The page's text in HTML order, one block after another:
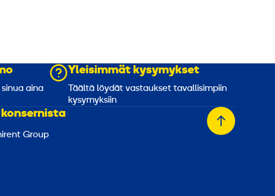
aina
Yleisimmät kysymykset
Täältä löydät vastaukset tavallisimpiin
kysymyksiin
Group
Takaisin